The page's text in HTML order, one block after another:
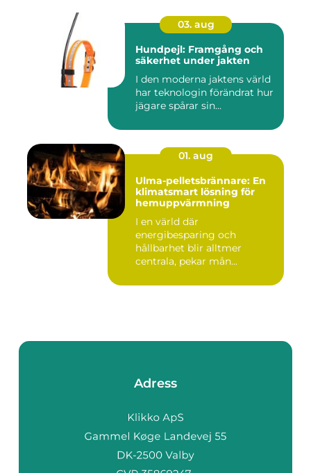
03. aug
Hundpejl: Framgång och
säkerhet under jakten
I den moderna jaktens värld
har teknologin förändrat hur
jägare spårar sin...
01. aug
Ulma-pelletsbrännare: En
klimatsmart lösning för
hemuppvärmning
I en värld där
energibesparing och
hållbarhet blir alltmer
centrala, pekar mån...
Adress